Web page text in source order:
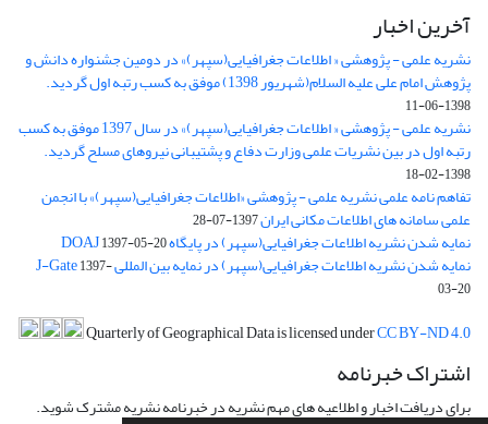
آخرین اخبار
نشریه علمی - پژوهشی « اطلاعات جغرافیایی(سپهر)» در دومین جشنواره دانش و
پژوهش امام علی علیه السلام(شهریور 1398) موفق به کسب رتبه اول گردید.
1398-06-11
نشریه علمی - پژوهشی « اطلاعات جغرافیایی(سپهر)» در سال 1397 موفق به کسب
رتبه اول در بین نشریات علمی وزارت دفاع و پشتیبانی نیروهای مسلح گردید.
1398-02-18
تفاهم نامه علمی نشریه علمی - پژوهشی «اطلاعات جغرافیایی(سپهر)» با انجمن
علمی سامانه های اطلاعات مکانی ایران1397-07-28
نمایه شدن نشریه اطلاعات جغرافیایی(سپهر) در پایگاه DOAJ1397-05-20
نمایه شدن نشریه اطلاعات جغرافیایی(سپهر) در نمایه بین المللی J-Gate1397-
03-20
Quarterly of Geographical Data is licensed underCC BY-ND 4.0
اشتراک خبرنامه
برای دریافت اخبار و اطلاعیه های مهم نشریه در خبرنامه نشریه مشترک شوید.